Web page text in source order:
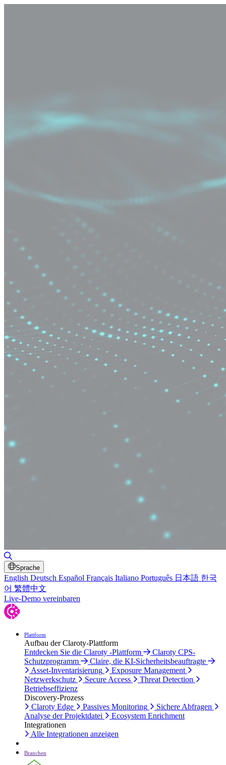
Sprache
English Deutsch Español Français Italiano Português 日本語 한국
어 繁體中文
Live-Demo vereinbaren
Plattform
Aufbau der Claroty-Plattform
Entdecken Sie die Claroty -Plattform
Claroty CPS-
Schutzprogramm
Claire, die KI-Sicherheitsbeauftragte
Asset-Inventarisierung
Exposure Management
Netzwerkschutz
Secure Access
Threat Detection
Betriebseffizienz
Discovery-Prozess
Claroty Edge
Passives Monitoring
Sichere Abfragen
Analyse der Projektdatei
Ecosystem Enrichment
Integrationen
Alle Integrationen anzeigen
Branchen